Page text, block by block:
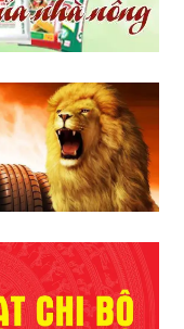
Khammouane,
thời trao đổi
nội dung liên
đến công tác
vệ môi trường
tiến độ thực hiện
án.